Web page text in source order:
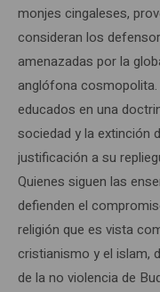
monjes cingaleses,
consideran los
amenazadas por la
anglófona
educados en una
sociedad y la extinción
justificación a su
Quienes siguen las
defienden el
religión que es vista
cristianismo y el islam,
de la no violencia de